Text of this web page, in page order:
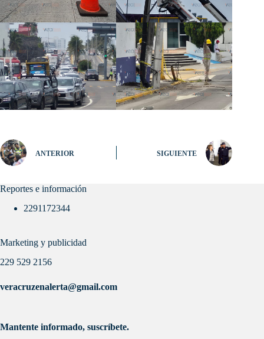
ANTERIOR SIGUIENTE
Reportes e información
2291172344
Marketing y publicidad
229 529 2156
veracruzenalerta@gmail.com
Mantente informado, suscríbete.